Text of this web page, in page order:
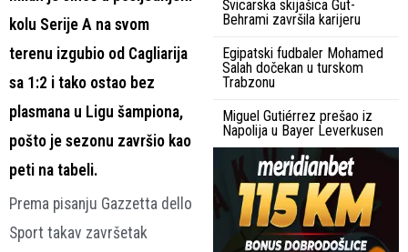
kolu Serije A na svom
terenu izgubio od Cagliarija
sa 1:2 i tako ostao bez
plasmana u Ligu šampiona,
pošto je sezonu završio kao
peti na tabeli.
Prema pisanju Gazzetta dello
Sport takav završetak
Švicarska skijašica Gut-
Behrami završila karijeru
Egipatski fudbaler Mohamed
Salah dočekan u turskom
Trabzonu
Miguel Gutiérrez prešao iz
Napolija u Bayer Leverkusen